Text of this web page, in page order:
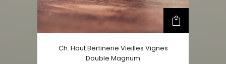
Ch. Haut Bertinerie Vieilles Vignes
Double Magnum